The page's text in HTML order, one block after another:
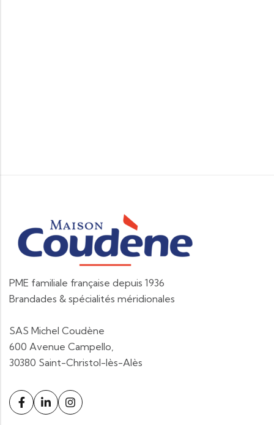
PME familiale française depuis 1936
Brandades & spécialités méridionales
SAS Michel Coudène
600 Avenue Campello,
30380 Saint-Christol-lès-Alès